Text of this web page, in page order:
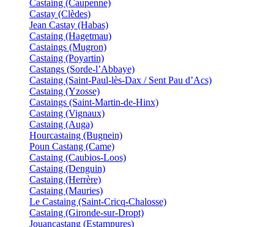
Castaing (Caupenne)
Castay (Clèdes)
Jean Castay (Habas)
Castaing (Hagetmau)
Castaings (Mugron)
Castaing (Poyartin)
Castangs (Sorde-l’Abbaye)
Castaing (Saint-Paul-lès-Dax / Sent Pau d’Acs)
Castaing (Yzosse)
Castaings (Saint-Martin-de-Hinx)
Castaing (Vignaux)
Castaing (Auga)
Hourcastaing (Bugnein)
Poun Castang (Came)
Castaing (Caubios-Loos)
Castaing (Denguin)
Castaing (Herrère)
Castaing (Mauries)
Le Castaing (Saint-Cricq-Chalosse)
Castaing (Gironde-sur-Dropt)
Jouancastang (Estampures)